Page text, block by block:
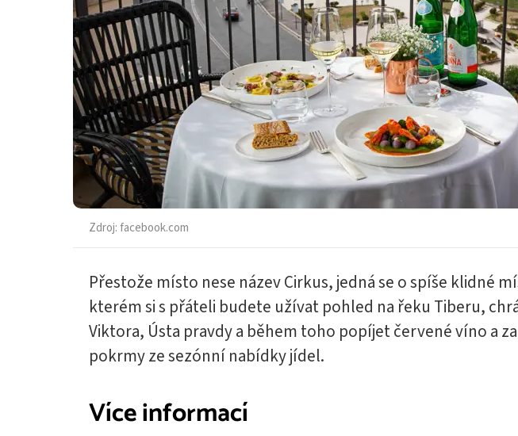
Zdroj:facebook.com
Přestože místo nese název Cirkus, jedná se o spíše klidné
kterém si s přáteli budete užívat pohled na řeku Tiberu,
Viktora, Ústa pravdy a během toho popíjet červené víno a
pokrmy ze sezónní nabídky jídel.
Více informací